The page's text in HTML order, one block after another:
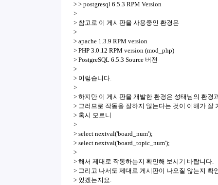
> > postgresql 6.5.3 RPM Version
>
> 참고로 이 게시판을 사용중인 환경은
>
> apache 1.3.9 RPM version
> PHP 3.0.12 RPM version (mod_php)
> PostgreSQL 6.5.3 Source 버전
>
> 이렇습니다.
>
> 하지만 이 게시판을 개발한 환경은 성태님의 환경
> 그러므로 작동을 잘하지 않는다는 것이 이해가 잘
> 혹시 모르니
>
> select nextval('board_num');
> select nextval('board_topic_num');
>
> 해서 제대로 작동하는지 확인해 보시기 바랍니다.
> 그리고 나서도 제대로 게시판이 나오질 않는지 확
> 있겠는지요.